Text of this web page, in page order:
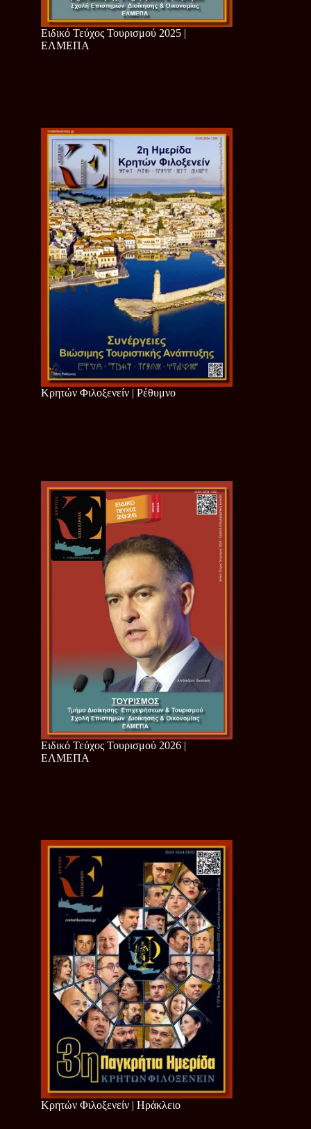
Ειδικό Τεύχος Τουρισμού 2025 |
ΕΛΜΕΠΑ
Κρητών Φιλοξενείν | Ρέθυμνο
Ειδικό Τεύχος Τουρισμού 2026 |
ΕΛΜΕΠΑ
Κρητών Φιλοξενείν | Ηράκλειο